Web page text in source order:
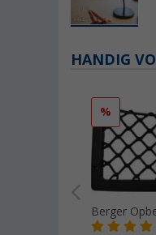
HANDIG
%
Berger